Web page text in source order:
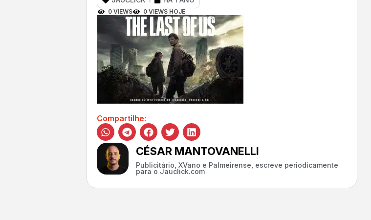
0 VIEWS 0 VIEWS HOJE
Compartilhe:
CÉSAR MANTOVANELLI
Publicitário, XVano e Palmeirense, escreve periodicamente
para o Jauclick.com